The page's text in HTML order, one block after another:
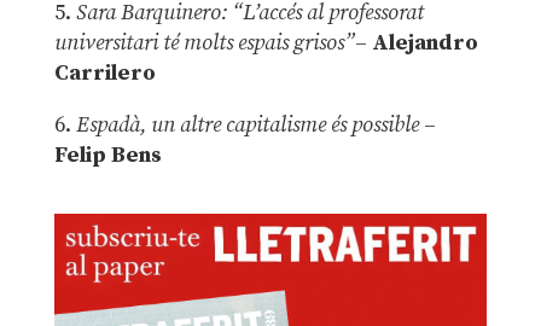
5. Sara Barquinero: “L’accés al professorat
universitari té molts espais grisos”– Alejandro
Carrilero
6. Espadà, un altre capitalisme és possible –
Felip Bens